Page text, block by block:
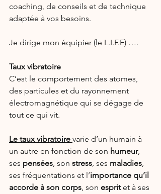
coaching, de conseils et de technique
adaptée à vos besoins.
Je dirige mon équipier (le L.I.F.E) ….
Taux vibratoire
C’est le comportement des atomes,
des particules et du rayonnement
électromagnétique qui se dégage de
tout ce qui vit.
Le taux vibratoire varie d’un humain à
un autre en fonction de son humeur,
ses pensées, son stress, ses maladies,
ses fréquentations et l’importance qu’il
accorde à son corps, son esprit et à ses